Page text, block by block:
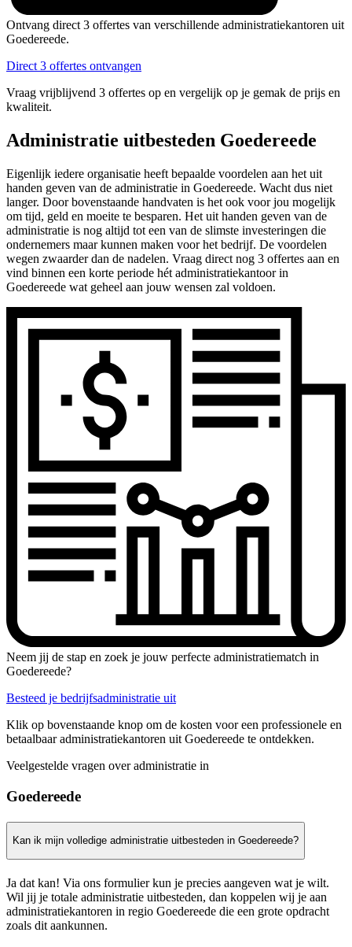
Ontvang direct 3 offertes van verschillende administratiekantoren uit
Goedereede.
Direct 3 offertes ontvangen
Vraag vrijblijvend 3 offertes op en vergelijk op je gemak de prijs en
kwaliteit.
Administratie uitbesteden Goedereede
Eigenlijk iedere organisatie heeft bepaalde voordelen aan het uit
handen geven van de administratie in Goedereede. Wacht dus niet
langer. Door bovenstaande handvaten is het ook voor jou mogelijk
om tijd, geld en moeite te besparen. Het uit handen geven van de
administratie is nog altijd tot een van de slimste investeringen die
ondernemers maar kunnen maken voor het bedrijf. De voordelen
wegen zwaarder dan de nadelen. Vraag direct nog 3 offertes aan en
vind binnen een korte periode hét administratiekantoor in
Goedereede wat geheel aan jouw wensen zal voldoen.
Neem jij de stap en zoek je jouw perfecte administratiematch in
Goedereede?
Besteed je bedrijfsadministratie uit
Klik op bovenstaande knop om de kosten voor een professionele en
betaalbaar administratiekantoren uit Goedereede te ontdekken.
Veelgestelde vragen over administratie in
Goedereede
Kan ik mijn volledige administratie uitbesteden in Goedereede?
Ja dat kan! Via ons formulier kun je precies aangeven wat je wilt.
Wil jij je totale administratie uitbesteden, dan koppelen wij je aan
administratiekantoren in regio Goedereede die een grote opdracht
zoals dit aankunnen.